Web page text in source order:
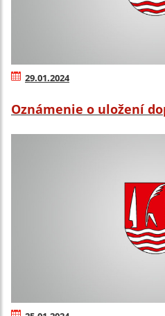
29.01.2024
Oznámenie o uložení